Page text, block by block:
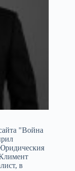
"Война
в